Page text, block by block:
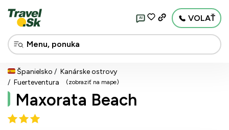
AI VOLAŤ
Španielsko
Kanárske ostrovy
Fuerteventura
(zobraziť na mape)
Maxorata Beach